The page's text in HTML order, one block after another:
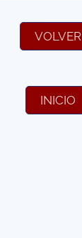
VOLVER
INICIO